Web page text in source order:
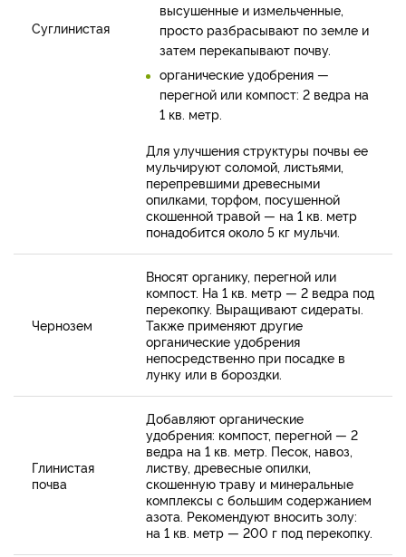
Суглинистая
высушенные и измельченные,
просто разбрасывают по земле и
затем перекапывают почву.
органические удобрения —
перегной или компост: 2 ведра на
1 кв. метр.
Для улучшения структуры почвы ее
мульчируют соломой, листьями,
перепревшими древесными
опилками, торфом, посушенной
скошенной травой — на 1 кв. метр
понадобится около 5 кг мульчи.
Чернозем
Вносят органику, перегной или
компост. На 1 кв. метр — 2 ведра под
перекопку. Выращивают сидераты.
Также применяют другие
органические удобрения
непосредственно при посадке в
лунку или в бороздки.
Глинистая
почва
Добавляют органические
удобрения: компост, перегной — 2
ведра на 1 кв. метр. Песок, навоз,
листву, древесные опилки,
скошенную траву и минеральные
комплексы с большим содержанием
азота. Рекомендуют вносить золу:
на 1 кв. метр — 200 г под перекопку.